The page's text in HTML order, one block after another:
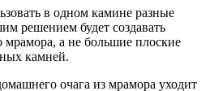
в одном камине разные
решением будет создавать
мрамора, а не большие плоские
камней.
очага из мрамора уходит